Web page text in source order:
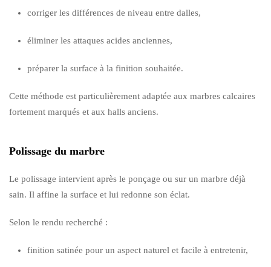
corriger les différences de niveau entre dalles,
éliminer les attaques acides anciennes,
préparer la surface à la finition souhaitée.
Cette méthode est particulièrement adaptée aux marbres calcaires
fortement marqués et aux halls anciens.
Polissage du marbre
Le polissage intervient après le ponçage ou sur un marbre déjà
sain. Il affine la surface et lui redonne son éclat.
Selon le rendu recherché :
finition satinée pour un aspect naturel et facile à entretenir,